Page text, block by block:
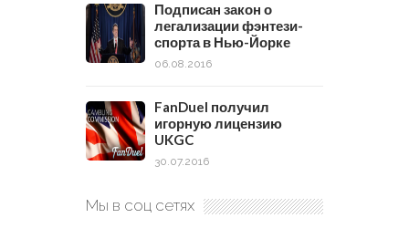
Подписан закон о
легализации фэнтези-
спорта в Нью-Йорке
06.08.2016
FanDuel получил
игорную лицензию
UKGC
30.07.2016
Мы в соц сетях